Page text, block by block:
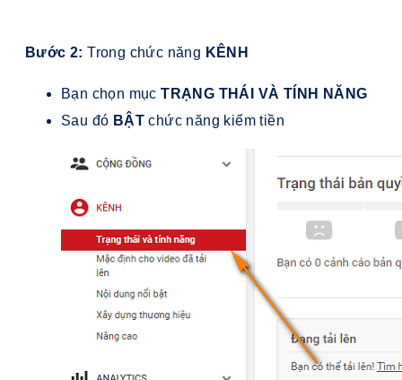
Bước 2: Trong chức năng KÊNH
Bạn chọn mụcTRẠNG THÁI VÀ TÍNH NĂNG
Sau đó BẬT chức năng kiếm tiền